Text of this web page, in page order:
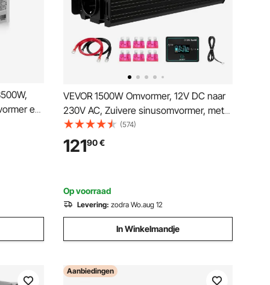
en
100A
grid
VEVOR 1500W Omvormer, 12V DC naar
230V AC, Zuivere sinusomvormer, met
afstandsbediening, USB- en Type-C-
poorten, 2 stopcontacten, snelladen
voor campers, vrachtwagens en
(574)
12190€
Op voorraad
Levering: zodra Wo.aug 12
In Winkelmandje
Aanbiedingen